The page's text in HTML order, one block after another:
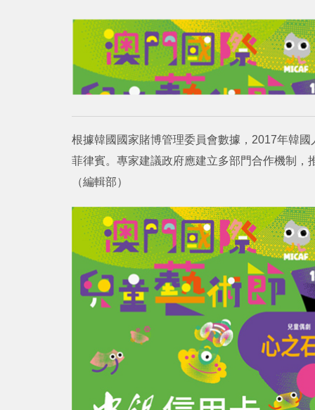
根據韓國國家賭博管理委員會數據，2017年韓
菲律賓。專家建議政府應建立多部門合作機制
（編輯部）